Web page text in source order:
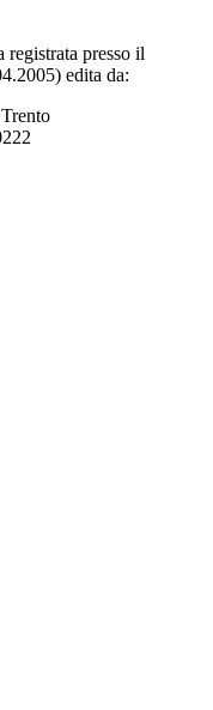
registrata presso il
edita da: